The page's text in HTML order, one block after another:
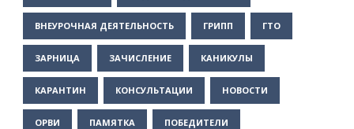
ВНЕУРОЧНАЯ ДЕЯТЕЛЬНОСТЬ ГРИПП ГТО
ЗАРНИЦА ЗАЧИСЛЕНИЕ КАНИКУЛЫ
КАРАНТИН КОНСУЛЬТАЦИИ НОВОСТИ
ОРВИ ПАМЯТКА ПОБЕДИТЕЛИ